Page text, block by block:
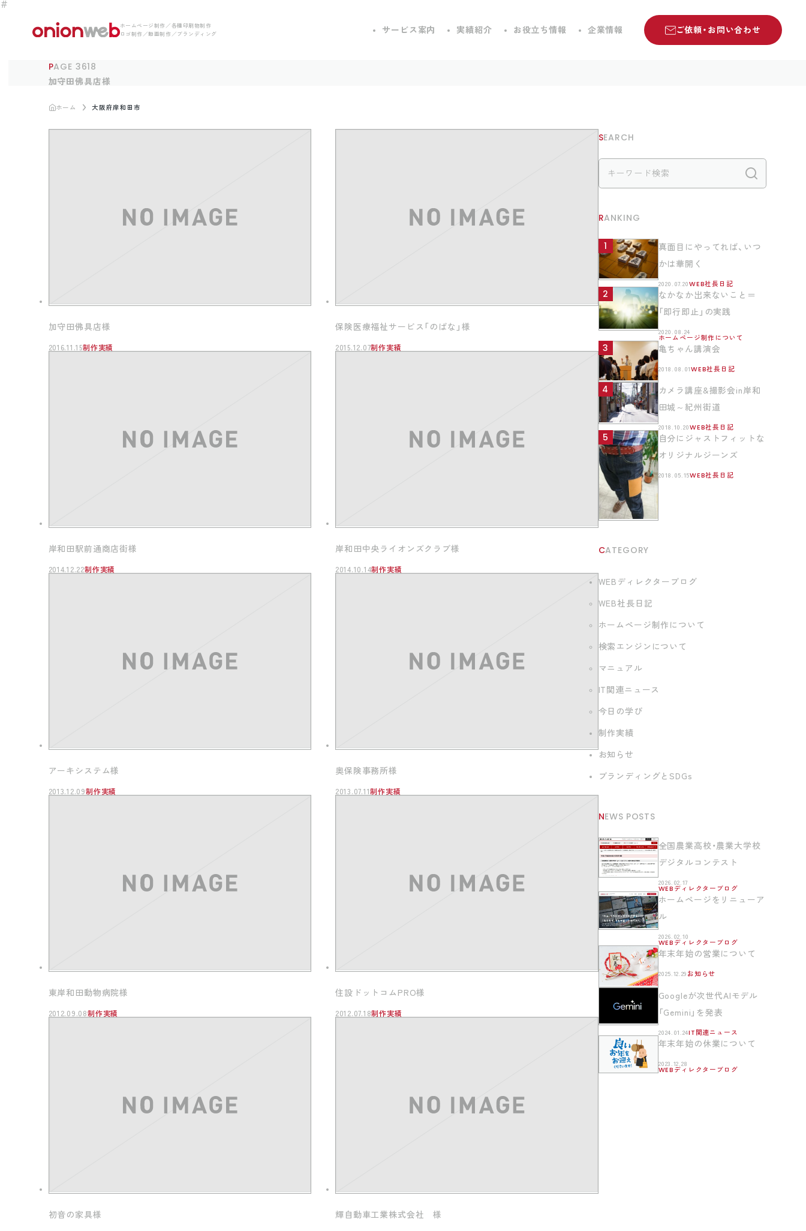
ホームページ制作／各種印刷物制作
ロゴ制作／動画制作／ブランディング
サービス案内 実績紹介 お役立ち情報 企業情報 ご依頼・お問い合わせ
PAGE 3618
加守田佛具店様
ホーム 大阪府岸和田市
加守田佛具店様
2016.11.15制作実績
保険医療福祉サービス「のばな」様
2015.12.07制作実績
岸和田駅前通商店街様
2014.12.22制作実績
岸和田中央ライオンズクラブ様
2014.10.14制作実績
アーキシステム様
2013.12.09制作実績
奥保険事務所様
2013.07.11制作実績
東岸和田動物病院様
2012.09.08制作実績
住設ドットコムPRO様
2012.07.18制作実績
初音の家具様 輝自動車工業株式会社 様
SEARCH
RANKING
真面目にやってれば、いつ
かは華開く
2020.07.20 WEB社長日記
なかなか出来ないこと＝
「即行即止」の実践
2020.08.24
ホームページ制作について
亀ちゃん講演会
2018.08.01 WEB社長日記
カメラ講座&撮影会in岸和
田城～紀州街道
2018.10.20 WEB社長日記
自分にジャストフィットな
オリジナルジーンズ
2018.05.15WEB社長日記
CATEGORY
WEBディレクターブログ
WEB社長日記
ホームページ制作について
検索エンジンについて
マニュアル
IT関連ニュース
今日の学び
制作実績
お知らせ
ブランディングとSDGs
NEWS POSTS
全国農業高校・農業大学校
デジタルコンテスト
2026.02.17
WEBディレクターブログ
ホームページをリニューア
ル
2026.02.10
WEBディレクターブログ
年末年始の営業について
2025.12.29 お知らせ
Googleが次世代AIモデル
「Gemini」を発表
2024.01.24IT関連ニュース
年末年始の休業について
2023.12.28
WEBディレクターブログ